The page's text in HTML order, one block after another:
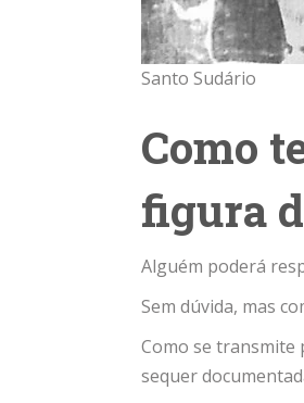
Santo Sudário
Como
figura
Alguém poderá
Sem dúvida, mas
Como se transmite
sequer